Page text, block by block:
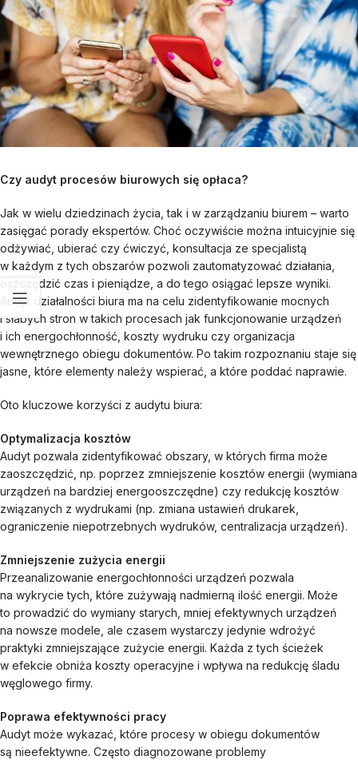
Czy audyt procesów biurowych się opłaca?
Jak w wielu dziedzinach życia, tak i w zarządzaniu biurem – warto
zasięgać porady ekspertów. Choć oczywiście można intuicyjnie się
odżywiać, ubierać czy ćwiczyć, konsultacja ze specjalistą
w każdym z tych obszarów pozwoli zautomatyzować działania,
oszczędzić czas i pieniądze, a do tego osiągać lepsze wyniki.
Audyt działalności biura ma na celu zidentyfikowanie mocnych
i słabych stron w takich procesach jak funkcjonowanie urządzeń
i ich energochłonność, koszty wydruku czy organizacja
wewnętrznego obiegu dokumentów. Po takim rozpoznaniu staje się
jasne, które elementy należy wspierać, a które poddać naprawie.
Oto kluczowe korzyści z audytu biura:
Optymalizacja kosztów
Audyt pozwala zidentyfikować obszary, w których firma może
zaoszczędzić, np. poprzez zmniejszenie kosztów energii (wymiana
urządzeń na bardziej energooszczędne) czy redukcję kosztów
związanych z wydrukami (np. zmiana ustawień drukarek,
ograniczenie niepotrzebnych wydruków, centralizacja urządzeń).
Zmniejszenie zużycia energii
Przeanalizowanie energochłonności urządzeń pozwala
na wykrycie tych, które zużywają nadmierną ilość energii. Może
to prowadzić do wymiany starych, mniej efektywnych urządzeń
na nowsze modele, ale czasem wystarczy jedynie wdrożyć
praktyki zmniejszające zużycie energii. Każda z tych ścieżek
w efekcie obniża koszty operacyjne i wpływa na redukcję śladu
węglowego firmy.
Poprawa efektywności pracy
Audyt może wykazać, które procesy w obiegu dokumentów
są nieefektywne. Często diagnozowane problemy